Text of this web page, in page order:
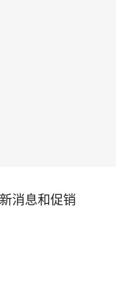
消息和促销